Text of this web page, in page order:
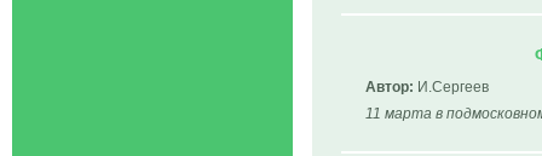
Автор: И.Сергеев
11 марта в